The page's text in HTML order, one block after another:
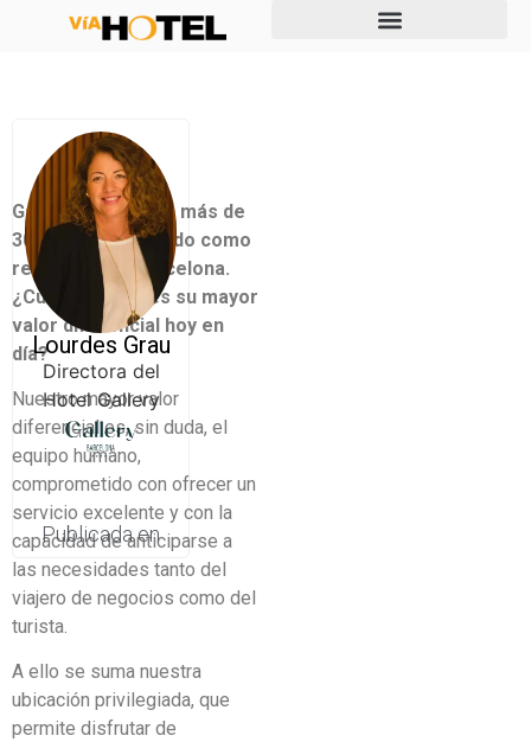
Gallery Hotel lleva más de
30 años consolidado como
referente en Barcelona.
¿Cuál diría que es su mayor
valor diferencial hoy en
día?
Nuestro mayor valor
diferencial es, sin duda, el
equipo humano,
comprometido con ofrecer un
servicio excelente y con la
capacidad de anticiparse a
las necesidades tanto del
viajero de negocios como del
turista.
A ello se suma nuestra
ubicación privilegiada, que
permite disfrutar de
Lourdes Grau
Directora del
Hotel Gallery
Publicada en